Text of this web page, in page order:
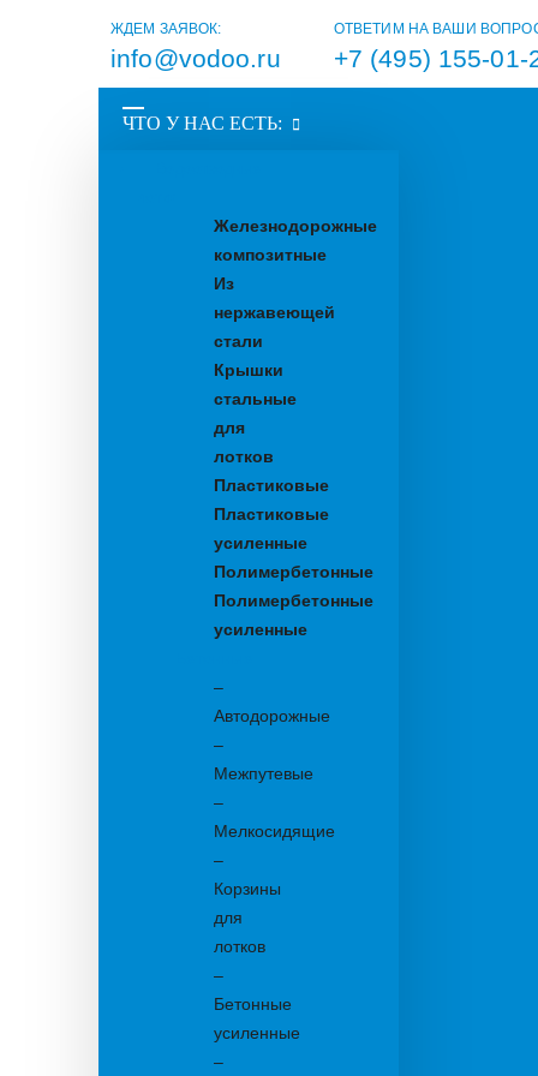
ЖДЕМ ЗАЯВОК:
info@vodoo.ru
ОТВЕТИМ НА ВАШИ
+7 (495) 155-01-
ЧТО У НАС ЕСТЬ:
Железнодорожные
композитные
Из
нержавеющей
стали
Крышки
стальные
для
лотков
Пластиковые
Пластиковые
усиленные
Полимербетонные
Полимербетонные
усиленные
–
Автодорожные
–
Межпутевые
–
Мелкосидящие
–
Корзины
для
лотков
–
Бетонные
усиленные
–